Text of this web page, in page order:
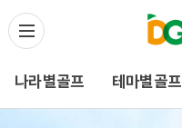
나라별골프 테마별골프